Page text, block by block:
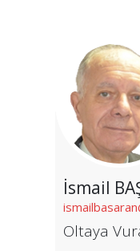
İsmail
Oltaya